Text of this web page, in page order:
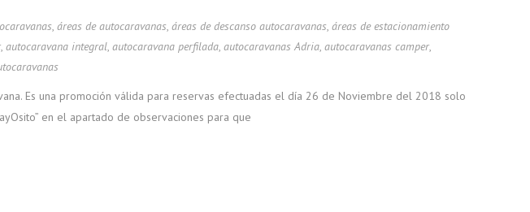
, áreas de autocaravanas, áreas de descanso autocaravanas, áreas de estacionamiento
, autocaravana integral, autocaravana perfilada, autocaravanas Adria, autocaravanas camper,
Es una promoción válida para reservas efectuadas el día 26 de Noviembre del 2018 solo
en el apartado de observaciones para que